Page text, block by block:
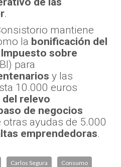
.
mantiene
la bonificación del
sobre
para
y las
10.000 euros
del relevo
de negocios
otras ayudas de 5.000
emprendedoras.
Carlos Segura Consumo